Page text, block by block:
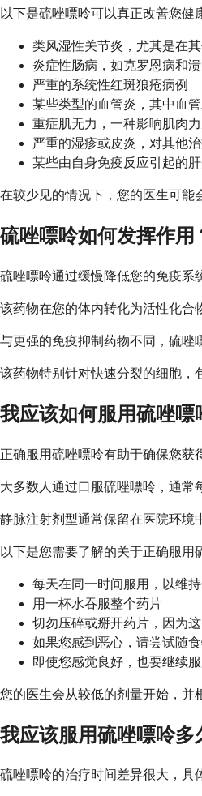
以下是硫唑嘌呤可以真正改善您健
类风湿性关节炎，尤其是在
炎症性肠病，如克罗恩病和
严重的系统性红斑狼疮病例
某些类型的血管炎，其中血
重症肌无力，一种影响肌肉
严重的湿疹或皮炎，对其他
某些由自身免疫反应引起的
在较少见的情况下，您的医生可能
硫唑嘌呤如何发挥作用
硫唑嘌呤通过缓慢降低您的免疫系
该药物在您的体内转化为活性化合
与更强的免疫抑制药物不同，硫唑
该药物特别针对快速分裂的细胞，
我应该如何服用硫唑嘌
正确服用硫唑嘌呤有助于确保您获
大多数人通过口服硫唑嘌呤，通常
静脉注射剂型通常保留在医院环境
以下是您需要了解的关于正确服用
每天在同一时间服用，以维
用一杯水吞服整个药片
切勿压碎或掰开药片，因为
如果您感到恶心，请尝试随
即使您感觉良好，也要继续
您的医生会从较低的剂量开始，并
我应该服用硫唑嘌呤多
硫唑嘌呤的治疗时间差异很大，具